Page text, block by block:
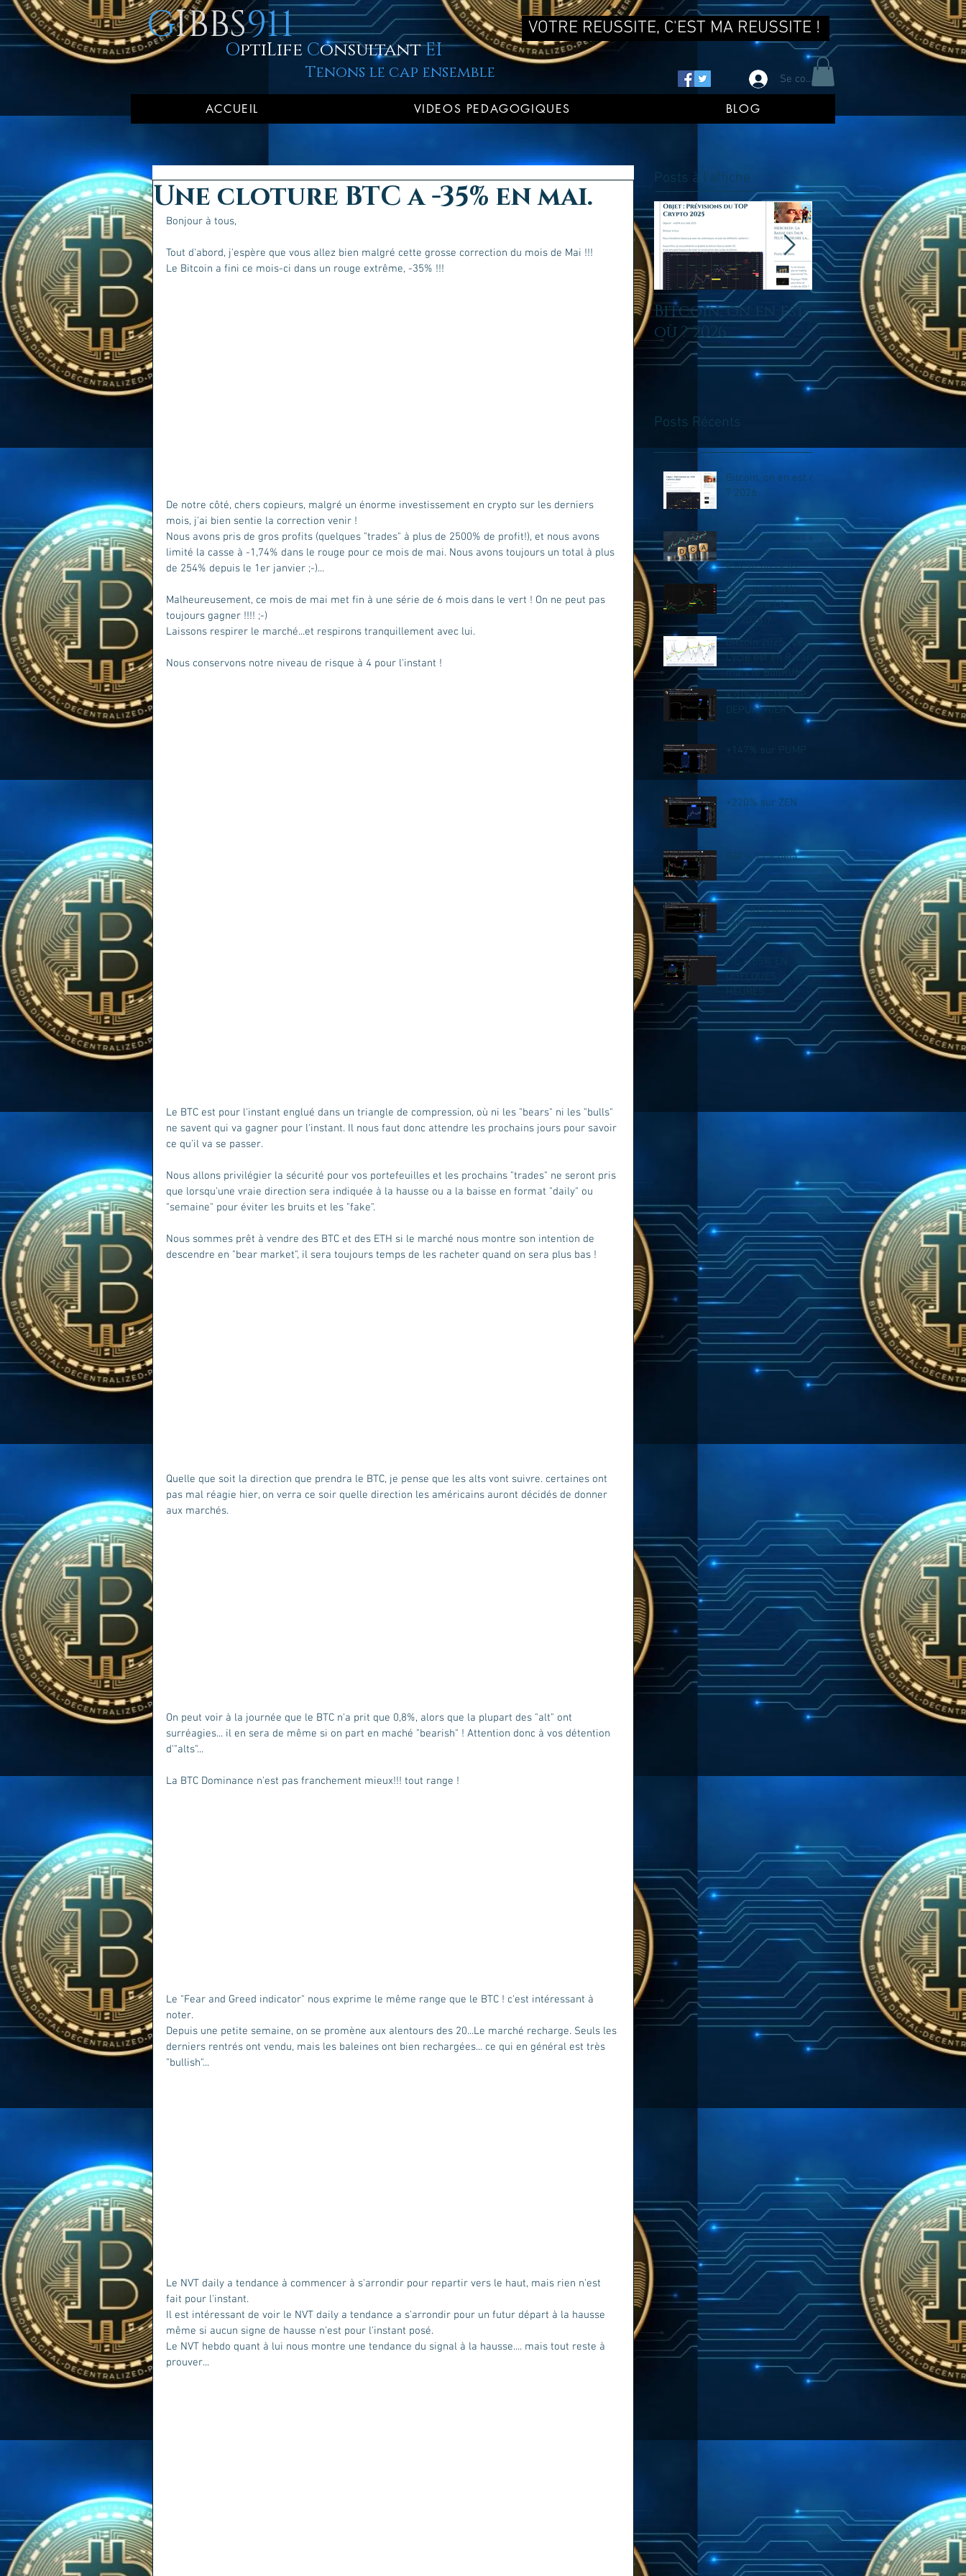
GIBBS911
OptiLife ConsultantEI
VOTRE REUSSITE, C'EST MA REUSSITE !
Tenons le cap ensemble Se connecter
ACCUEIL VIDEOS PEDAGOGIQUES BLOG
Une cloture BTC a -35% en mai.
Bonjour à tous,
Tout d'abord, j'espère que vous allez bien malgré cette grosse correction du mois de Mai !!!
Le Bitcoin a fini ce mois-ci dans un rouge extrême, -35% !!!
De notre côté, chers copieurs, malgré un énorme investissement en crypto sur les derniers
mois, j'ai bien sentie la correction venir !
Nous avons pris de gros profits (quelques "trades" à plus de 2500% de profit!), et nous avons
limité la casse à -1,74% dans le rouge pour ce mois de mai. Nous avons toujours un total à plus
de 254% depuis le 1er janvier ;-)...
Malheureusement, ce mois de mai met fin à une série de 6 mois dans le vert ! On ne peut pas
toujours gagner !!!! ;-)
Laissons respirer le marché...et respirons tranquillement avec lui.
Nous conservons notre niveau de risque à 4 pour l'instant !
Le BTC est pour l'instant englué dans un triangle de compression, où ni les "bears" ni les "bulls"
ne savent qui va gagner pour l'instant. Il nous faut donc attendre les prochains jours pour savoir
ce qu'il va se passer.
Nous allons privilégier la sécurité pour vos portefeuilles et les prochains "trades" ne seront pris
que lorsqu'une vraie direction sera indiquée à la hausse ou a la baisse en format "daily" ou
"semaine" pour éviter les bruits et les "fake".
Nous sommes prêt à vendre des BTC et des ETH si le marché nous montre son intention de
descendre en "bear market", il sera toujours temps de les racheter quand on sera plus bas !
Quelle que soit la direction que prendra le BTC, je pense que les alts vont suivre. certaines ont
pas mal réagie hier, on verra ce soir quelle direction les américains auront décidés de donner
aux marchés.
On peut voir à la journée que le BTC n'a prit que 0,8%, alors que la plupart des "alt" ont
surréagies... il en sera de même si on part en maché "bearish" ! Attention donc à vos détention
d'"alts"...
La BTC Dominance n'est pas franchement mieux!!! tout range !
Le "Fear and Greed indicator" nous exprime le même range que le BTC ! c'est intéressant à
noter.
Depuis une petite semaine, on se promène aux alentours des 20...Le marché recharge. Seuls les
derniers rentrés ont vendu, mais les baleines ont bien rechargées... ce qui en général est très
"bullish"...
Le NVT daily a tendance à commencer à s'arrondir pour repartir vers le haut, mais rien n'est
fait pour l'instant.
Il est intéressant de voir le NVT daily a tendance a s'arrondir pour un futur départ à la hausse
même si aucun signe de hausse n'est pour l'instant posé.
Le NVT hebdo quant à lui nous montre une tendance du signal à la hausse.... mais tout reste à
prouver...
Posts à l'affiche
Bitcoin, on en est
où ? 2026
tu ne reussis pas
en trading long
terme? Fais tu du
DCA?
Posts Récents
Bitcoin, on en est où
? 2026
tu ne reussis pas en
trading long terme?
Fais tu du DCA?
Pourquoi TRON
peut-être LA crypto
de 2026 ?
Bitcoin 2025 : Le
Cycle est en Retard,
mais le BullRUN
n’est PAS fini !
+20% sur TRUMP
DEPUIS HIER
+147% sur PUMP
+220% sur ZEN
BAT + 21% déjà....
ZK + 67% depuis
l'annonce
FIL + 55% EN